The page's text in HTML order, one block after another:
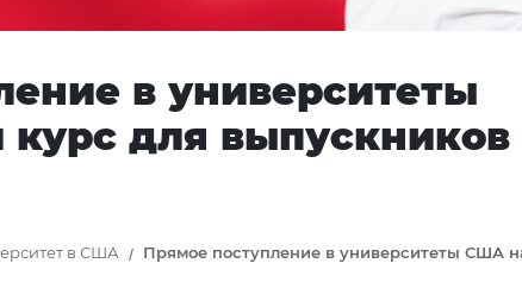
в университеты
для выпускников
в США Прямое поступление в университеты США